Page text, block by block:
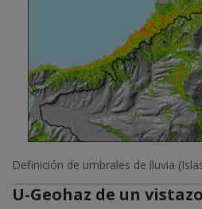
Definición de umbrales de lluvia
U-Geohaz de un vistazo